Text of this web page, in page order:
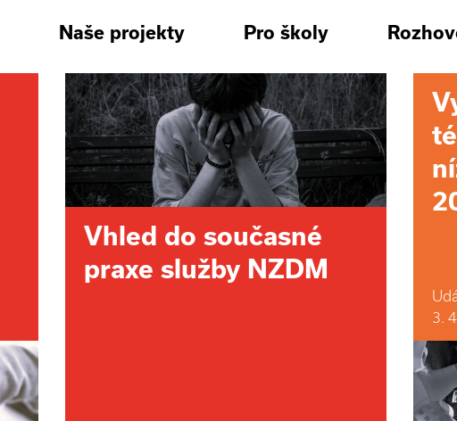
Naše projekty Pro školy
Vhled do současné
praxe služby NZDM
3.